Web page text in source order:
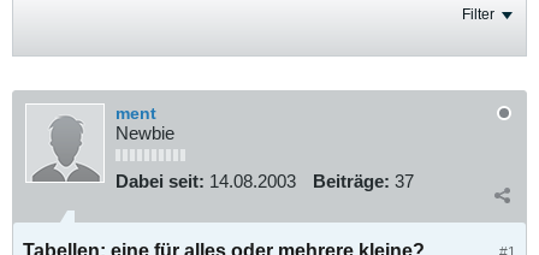
Filter
ment
Newbie
Dabei seit: 14.08.2003 Beiträge: 37
Tabellen: eine für alles oder mehrere kleine?